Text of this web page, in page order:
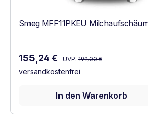
Smeg MFF11PKEU
Verkaufspreis:
155,24 € Regulärer Preis:
UVP: 199,00 €
versandkostenfrei
In den Warenkorb